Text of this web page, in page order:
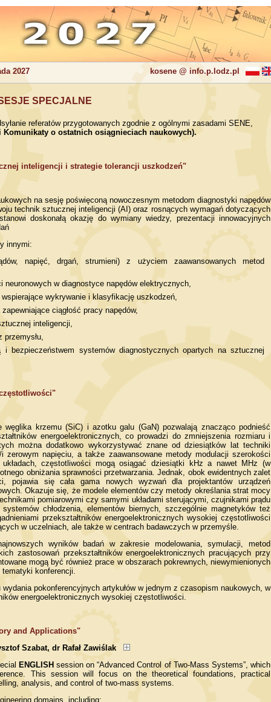
2027 kosene @ info.p.lodz.pl
SPECJALNE
referatów przygotowanych zgodnie z ogólnymi zasadami SENE,
Komunikaty o ostatnich osiągnieciach naukowych).
inteligencji i strategie tolerancji uszkodzeń"
na sesję poświęconą nowoczesnym metodom diagnostyki napędów
technik sztucznej inteligencji (AI) oraz rosnących wymagań dotyczących
doskonałą okazję do wymiany wiedzy, prezentacji innowacyjnych
innymi:
napięć, drgań, strumieni) z użyciem zaawansowanych metod
w diagnostyce napędów elektrycznych,
wykrywanie i klasyfikację uszkodzeń,
ciągłość pracy napędów,
inteligencji,
przemysłu,
i bezpieczeństwem systemów diagnostycznych opartych na sztucznej
węglika krzemu (SiC) i azotku galu (GaN) pozwalają znacząco podnieść
energoelektronicznych, co prowadzi do zmniejszenia rozmiaru i
można dodatkowo wykorzystywać znane od dziesiątków lat techniki
zerowym napięciu, a także zaawansowane metody modulacji szerokości
częstotliwości mogą osiągać dziesiątki kHz a nawet MHz (w
obniżania sprawności przetwarzania. Jednak, obok ewidentnych zalet
pojawia się cała gama nowych wyzwań dla projektantów urządzeń
Okazuje się, że modele elementów czy metody określania strat mocy
pomiarowymi czy samymi układami sterującymi, czujnikami prądu
chłodzenia, elementów biernych, szczególnie magnetyków też
przekształtników energoelektronicznych wysokiej częstotliwości
w uczelniach, ale także w centrach badawczych w przemyśle.
wyników badań w zakresie modelowania, symulacji, metod
zastosowań przekształtników energoelektronicznych pracujących przy
mogą być również prace w obszarach pokrewnych, niewymienionych
konferencji.
pokonferencyjnych artykułów w jednym z czasopism naukowych, w
energoelektronicznych wysokiej częstotliwości.
and Applications"
Szabat, dr Rafał Zawiślak
ENGLISH session on “Advanced Control of Two-Mass Systems”, which
This session will focus on the theoretical foundations, practical
analysis, and control of two-mass systems.
domains, including: